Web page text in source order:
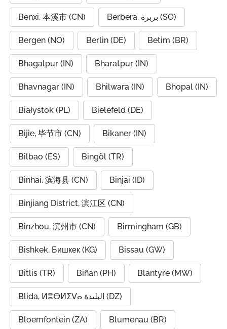
Benxi, 本溪市 (CN) Berbera, بربرة (SO)
Bergen (NO) Berlin (DE) Betim (BR)
Bhagalpur (IN) Bharatpur (IN)
Bhavnagar (IN) Bhilwara (IN) Bhopal (IN)
Białystok (PL) Bielefeld (DE)
Bijie, 毕节市 (CN) Bikaner (IN)
Bilbao (ES) Bingöl (TR)
Binhai, 滨海县 (CN) Binjai (ID)
Binjiang District, 滨江区 (CN)
Binzhou, 滨州市 (CN) Birmingham (GB)
Bishkek, Бишкек (KG) Bissau (GW)
Bitlis (TR) Biñan (PH) Blantyre (MW)
Blida, ⵍⴻⴱⵍⵉⴸⴰ البليدة (DZ)
Bloemfontein (ZA) Blumenau (BR)